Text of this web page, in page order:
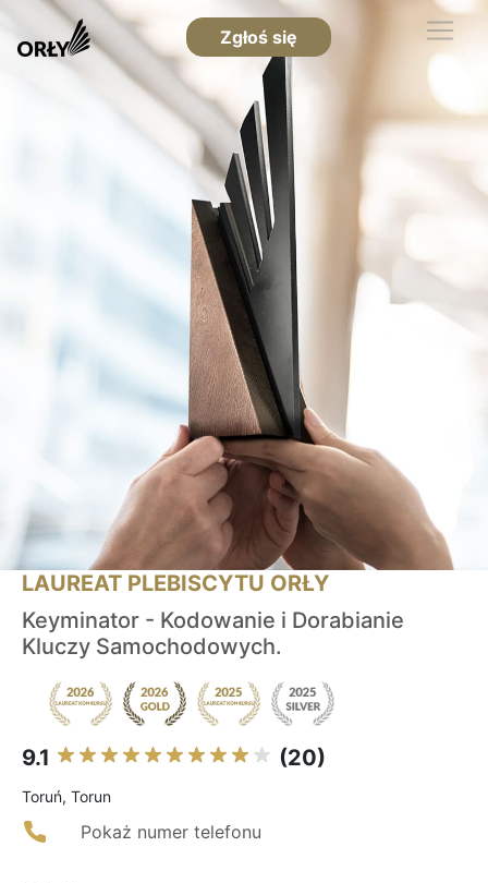
Zgłoś się
LAUREAT PLEBISCYTU ORŁY
Keyminator - Kodowanie i Dorabianie
Kluczy Samochodowych.
9.1 (20)
Toruń, Torun
Pokaż numer telefonu